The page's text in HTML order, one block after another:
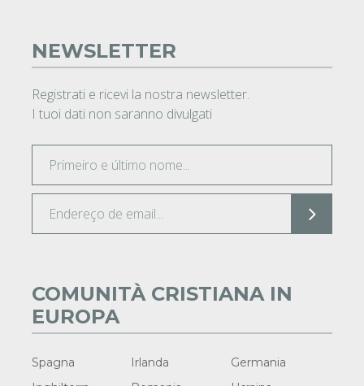
NEWSLETTER
Registrati e ricevi la nostra newsletter.
I tuoi dati non saranno divulgati
COMUNITÀ CRISTIANA IN
EUROPA
Spagna Irlanda
Germania